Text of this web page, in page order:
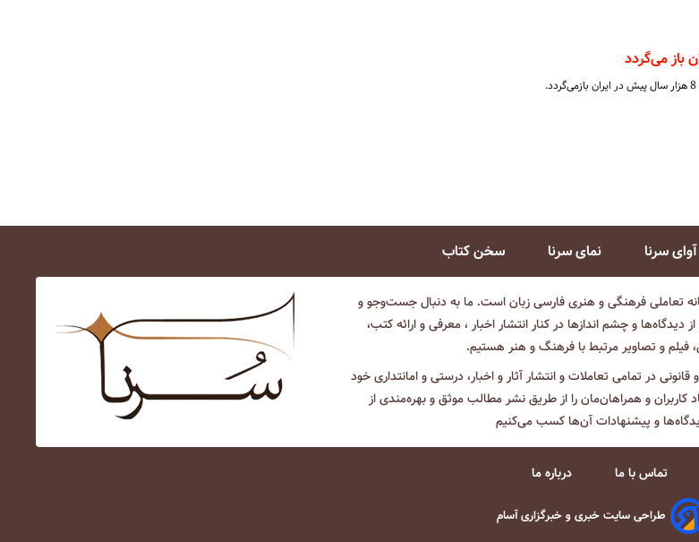
باز می‌گردد
آوای سرنا نمای سرنا سخن کتاب
تعاملی فرهنگی و هنری فارسی زبان است. ما به دنبال جست‌و‌جو و
و چشم انداز‌ها در کنار انتشار اخبار ، معرفی و ارائه کتب،
فیلم و تصاویر مرتبط با فرهنگ و هنر هستیم.
در تمامی تعاملات و انتشار آثار و اخبار، درستی و امانتداری خود
کاربران و همراهان‌مان را از طریق نشر مطالب موثق و بهره‌مندی از
و پیشنهادات آن‌ها کسب می‌کنیم
تماس با ما درباره ما
طراحی سایت خبری و خبرگزاری آسام